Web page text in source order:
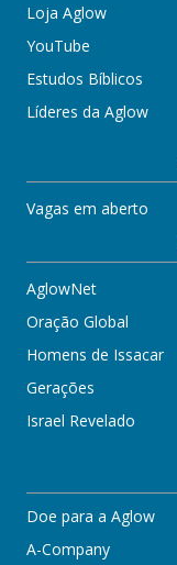
Loja Aglow
YouTube
Estudos Bíblicos
Líderes da Aglow
Vagas em aberto
AglowNet
Oração Global
Homens de Issacar
Gerações
Israel Revelado
Doe para a Aglow
A-Company